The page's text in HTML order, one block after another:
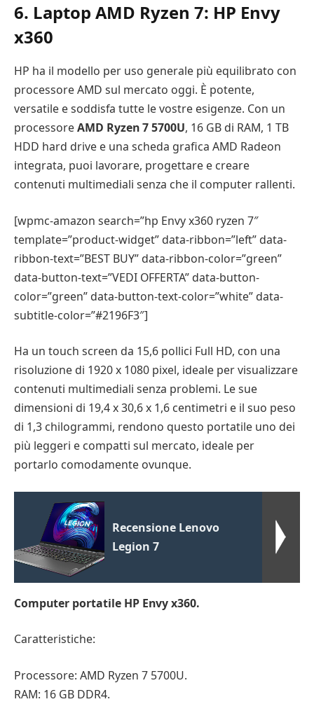
6. Laptop AMD Ryzen 7: HP Envy
x360
HP ha il modello per uso generale più equilibrato con
processore AMD sul mercato oggi. È potente,
versatile e soddisfa tutte le vostre esigenze. Con un
processoreAMD Ryzen 7 5700U, 16 GB di RAM, 1 TB
HDD hard drive e una scheda grafica AMD Radeon
integrata, puoi lavorare, progettare e creare
contenuti multimediali senza che il computer rallenti.
[wpmc-amazon search=”hp Envy x360 ryzen 7″
template=”product-widget” data-ribbon=”left” data-
ribbon-text=”BEST BUY” data-ribbon-color=”green”
data-button-text=”VEDI OFFERTA” data-button-
color=”green” data-button-text-color=”white” data-
subtitle-color=”#2196F3″]
Ha un touch screen da 15,6 pollici Full HD, con una
risoluzione di 1920 x 1080 pixel, ideale per visualizzare
contenuti multimediali senza problemi. Le sue
dimensioni di 19,4 x 30,6 x 1,6 centimetri e il suo peso
di 1,3 chilogrammi, rendono questo portatile uno dei
più leggeri e compatti sul mercato, ideale per
portarlo comodamente ovunque.
Recensione Lenovo
Legion 7
Computer portatile HP Envy x360.
Caratteristiche:
Processore: AMD Ryzen 7 5700U.
RAM: 16 GB DDR4.